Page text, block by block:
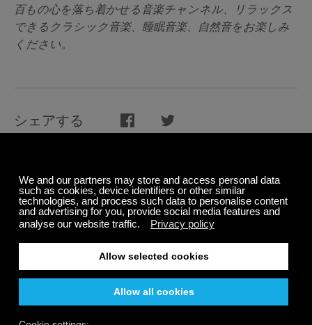
百もの心を落ち着かせる音楽チャンネル、リラックス
できるクラシック音楽、睡眠音楽、自然音をお楽しみ
ください。
シェアする
関連記事